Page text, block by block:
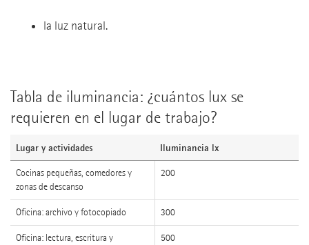
la luz natural.
Tabla de iluminancia: ¿cuántos lux se
requieren en el lugar de trabajo?
Lugar y actividades Iluminancia lx
Cocinas pequeñas, comedores y
zonas de descanso
200
Oficina: archivo y fotocopiado 300
Oficina: lectura, escritura y
500